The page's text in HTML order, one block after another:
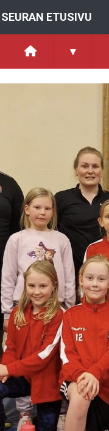
SEURAN ETUSIVU
▾